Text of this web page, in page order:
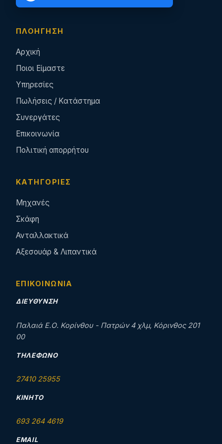
ΠΛΟΉΓΗΣΗ
Αρχική
Ποιοι Είμαστε
Υπηρεσίες
Πωλήσεις / Κατάστημα
Συνεργάτες
Επικοινωνία
Πολιτική απορρήτου
ΚΑΤΗΓΟΡΊΕΣ
Μηχανές
Σκάφη
Ανταλλακτικά
Αξεσουάρ & Λιπαντικά
ΕΠΙΚΟΙΝΩΝΊΑ
ΔΙΕΎΘΥΝΣΗ
Παλαιά Ε.Ο. Κορίνθου - Πατρών 4 χλμ, Κόρινθος 201
00
ΤΗΛΈΦΩΝΟ
27410 25955
ΚΙΝΗΤΌ
693 264 4619
EMAIL